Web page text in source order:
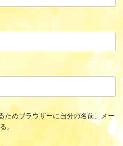
ためブラウザーに自分の名前、メー
。